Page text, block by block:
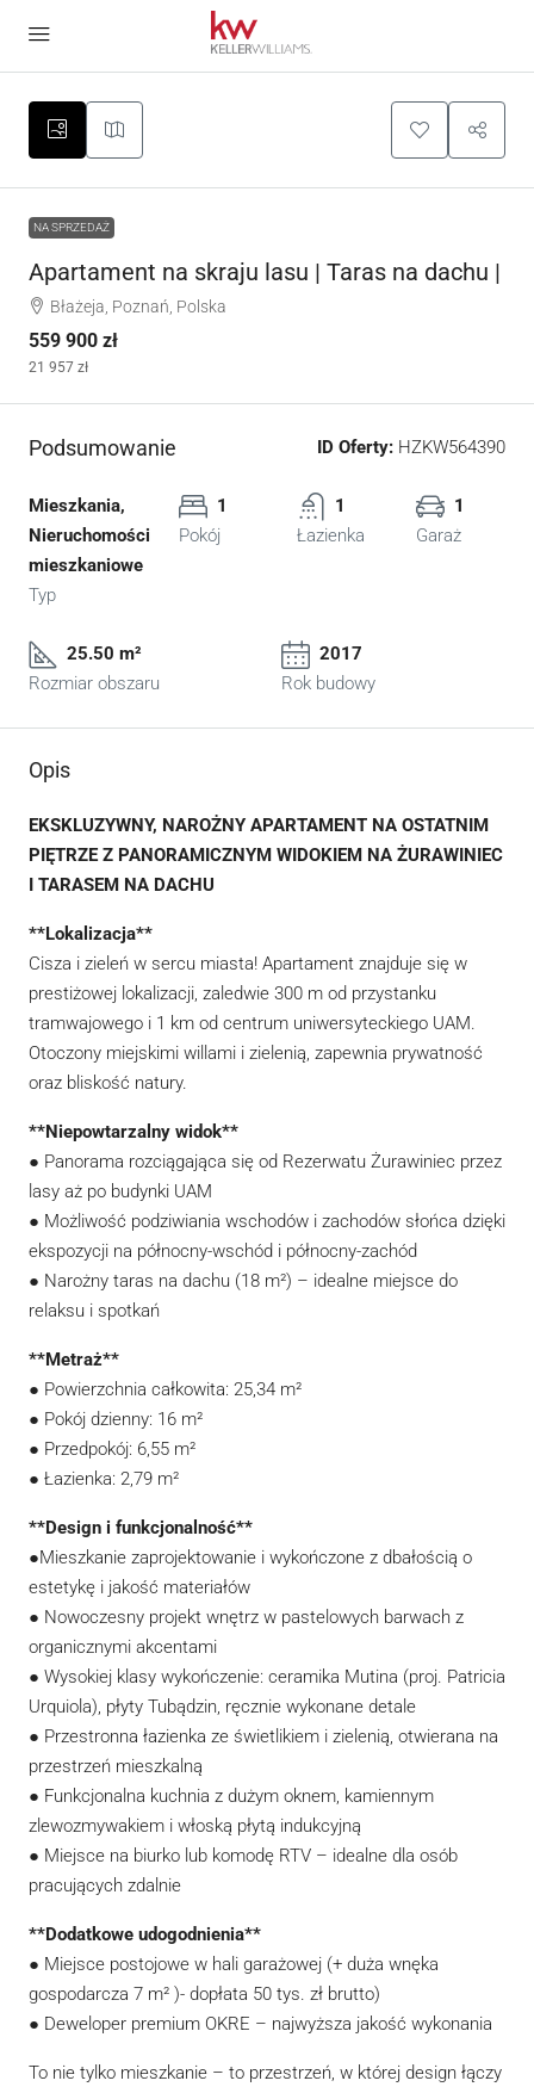
NA SPRZEDAŻ
Apartament na skraju lasu | Taras na dachu |
Błażeja, Poznań, Polska
559 900 zł
21 957 zł
Podsumowanie ID Oferty: HZKW564390
Mieszkania,
Nieruchomości
mieszkaniowe
Typ
1
Pokój
1
Łazienka
1
Garaż
25.50 m²
Rozmiar obszaru
2017
Rok budowy
Opis
EKSKLUZYWNY, NAROŻNY APARTAMENT NA OSTATNIM
PIĘTRZE Z PANORAMICZNYM WIDOKIEM NA ŻURAWINIEC
I TARASEM NA DACHU
**Lokalizacja**
Cisza i zieleń w sercu miasta! Apartament znajduje się w
prestiżowej lokalizacji, zaledwie 300 m od przystanku
tramwajowego i 1 km od centrum uniwersyteckiego UAM.
Otoczony miejskimi willami i zielenią, zapewnia prywatność
oraz bliskość natury.
**Niepowtarzalny widok**
● Panorama rozciągająca się od Rezerwatu Żurawiniec przez
lasy aż po budynki UAM
● Możliwość podziwiania wschodów i zachodów słońca dzięki
ekspozycji na północny-wschód i północny-zachód
● Narożny taras na dachu (18 m²) – idealne miejsce do
relaksu i spotkań
**Metraż**
● Powierzchnia całkowita: 25,34 m²
● Pokój dzienny: 16 m²
● Przedpokój: 6,55 m²
● Łazienka: 2,79 m²
**Design i funkcjonalność**
●Mieszkanie zaprojektowanie i wykończone z dbałością o
estetykę i jakość materiałów
● Nowoczesny projekt wnętrz w pastelowych barwach z
organicznymi akcentami
● Wysokiej klasy wykończenie: ceramika Mutina (proj. Patricia
Urquiola), płyty Tubądzin, ręcznie wykonane detale
● Przestronna łazienka ze świetlikiem i zielenią, otwierana na
przestrzeń mieszkalną
● Funkcjonalna kuchnia z dużym oknem, kamiennym
zlewozmywakiem i włoską płytą indukcyjną
● Miejsce na biurko lub komodę RTV – idealne dla osób
pracujących zdalnie
**Dodatkowe udogodnienia**
● Miejsce postojowe w hali garażowej (+ duża wnęka
gospodarcza 7 m² )- dopłata 50 tys. zł brutto)
● Deweloper premium OKRE – najwyższa jakość wykonania
To nie tylko mieszkanie – to przestrzeń, w której design łączy